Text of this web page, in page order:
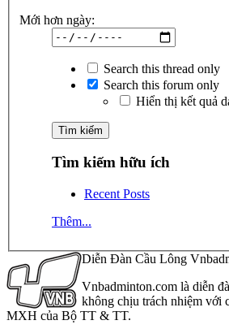
Mới hơn ngày:
Search this thread only
Search this forum only
Hiển thị kết quả
Tìm kiếm hữu ích
Recent Posts
Thêm...
Diễn Đàn Cầu Lông
Vnbadminton.com là diễn
không chịu trách nhiệm với
MXH của Bộ TT & TT.